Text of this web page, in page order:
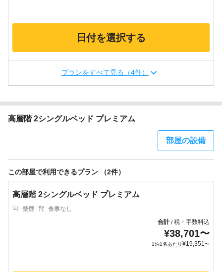
日付を選択する
プランをすべて見る（4件）
高層階 2シングルベッド プレミアム
部屋の設備
この部屋で利用できるプラン （2件）
高層階 2シングルベッド プレミアム
禁煙
食事なし
合計/税・手数料込
¥38,701〜
1泊1名あたり¥19,351〜